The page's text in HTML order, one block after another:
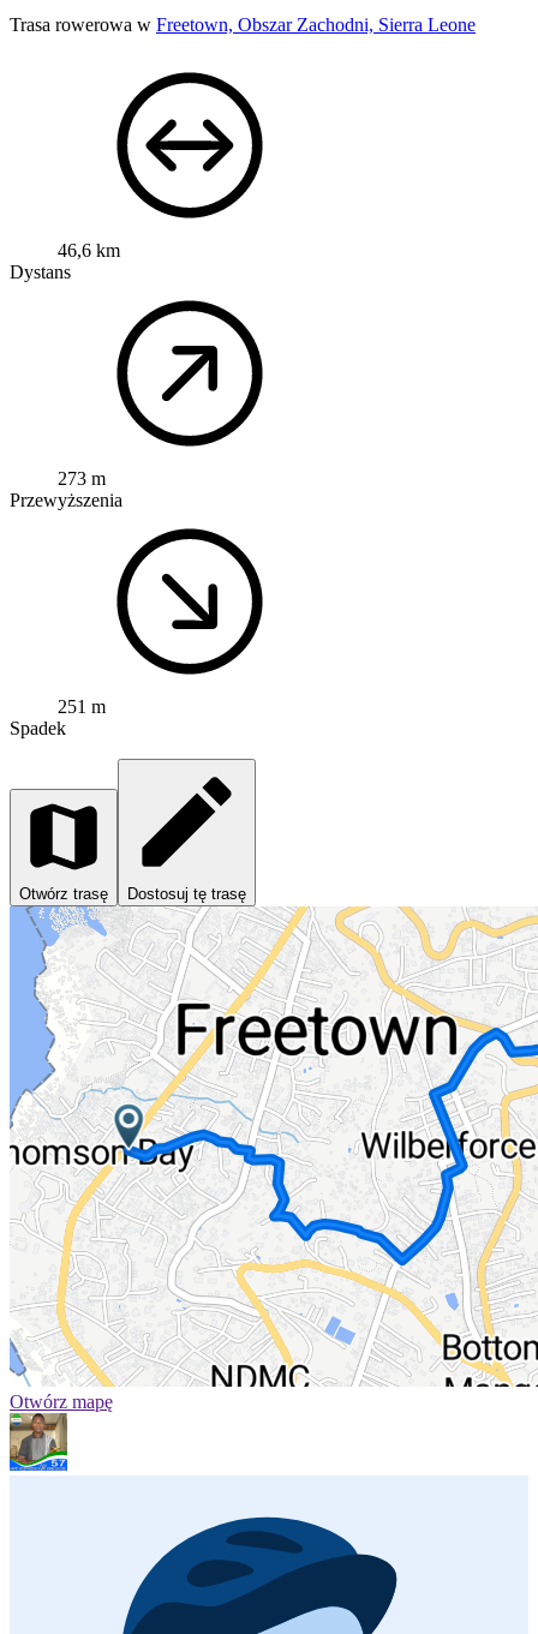
Trasa rowerowa w Freetown, Obszar Zachodni, Sierra Leone
46,6 km
Dystans
273 m
Przewyższenia
251 m
Spadek
Otwórz trasę Dostosuj tę trasę
Otwórz mapę